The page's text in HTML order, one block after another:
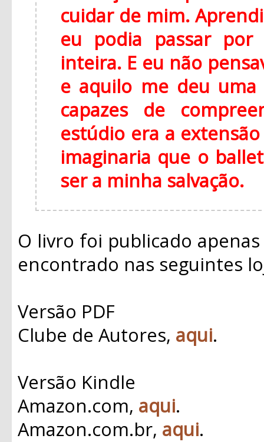
cuidar de mim.
eu podia passar
inteira. E eu não
e aquilo me deu
capazes de
estúdio era a
imaginaria que o
ser a minha salvação.
O livro foi publicado
encontrado nas seguintes
Versão PDF
Clube de Autores, aqui.
Versão Kindle
Amazon.com, aqui.
Amazon.com.br, aqui.